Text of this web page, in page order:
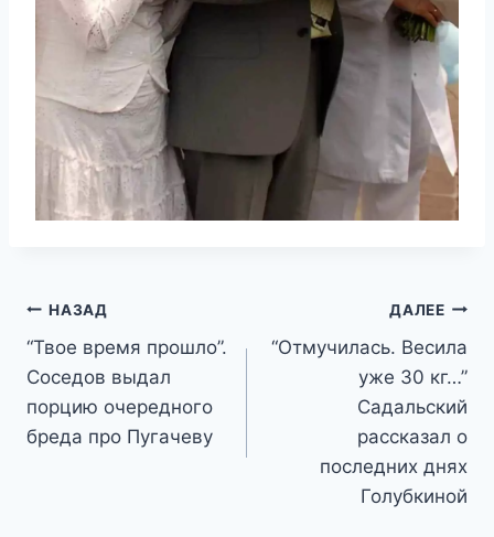
Навигация
по
записям
НАЗАД
“Твое время прошло”.
Соседов выдал
порцию очередного
бреда про Пугачеву
ДАЛЕЕ
“Отмучилась. Весила
уже 30 кг…”
Садальский
рассказал о
последних днях
Голубкиной